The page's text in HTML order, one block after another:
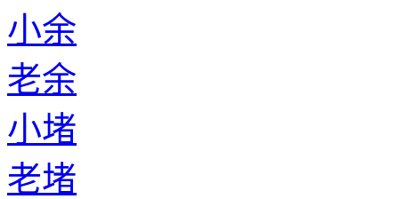
小余
老余
小堵
老堵